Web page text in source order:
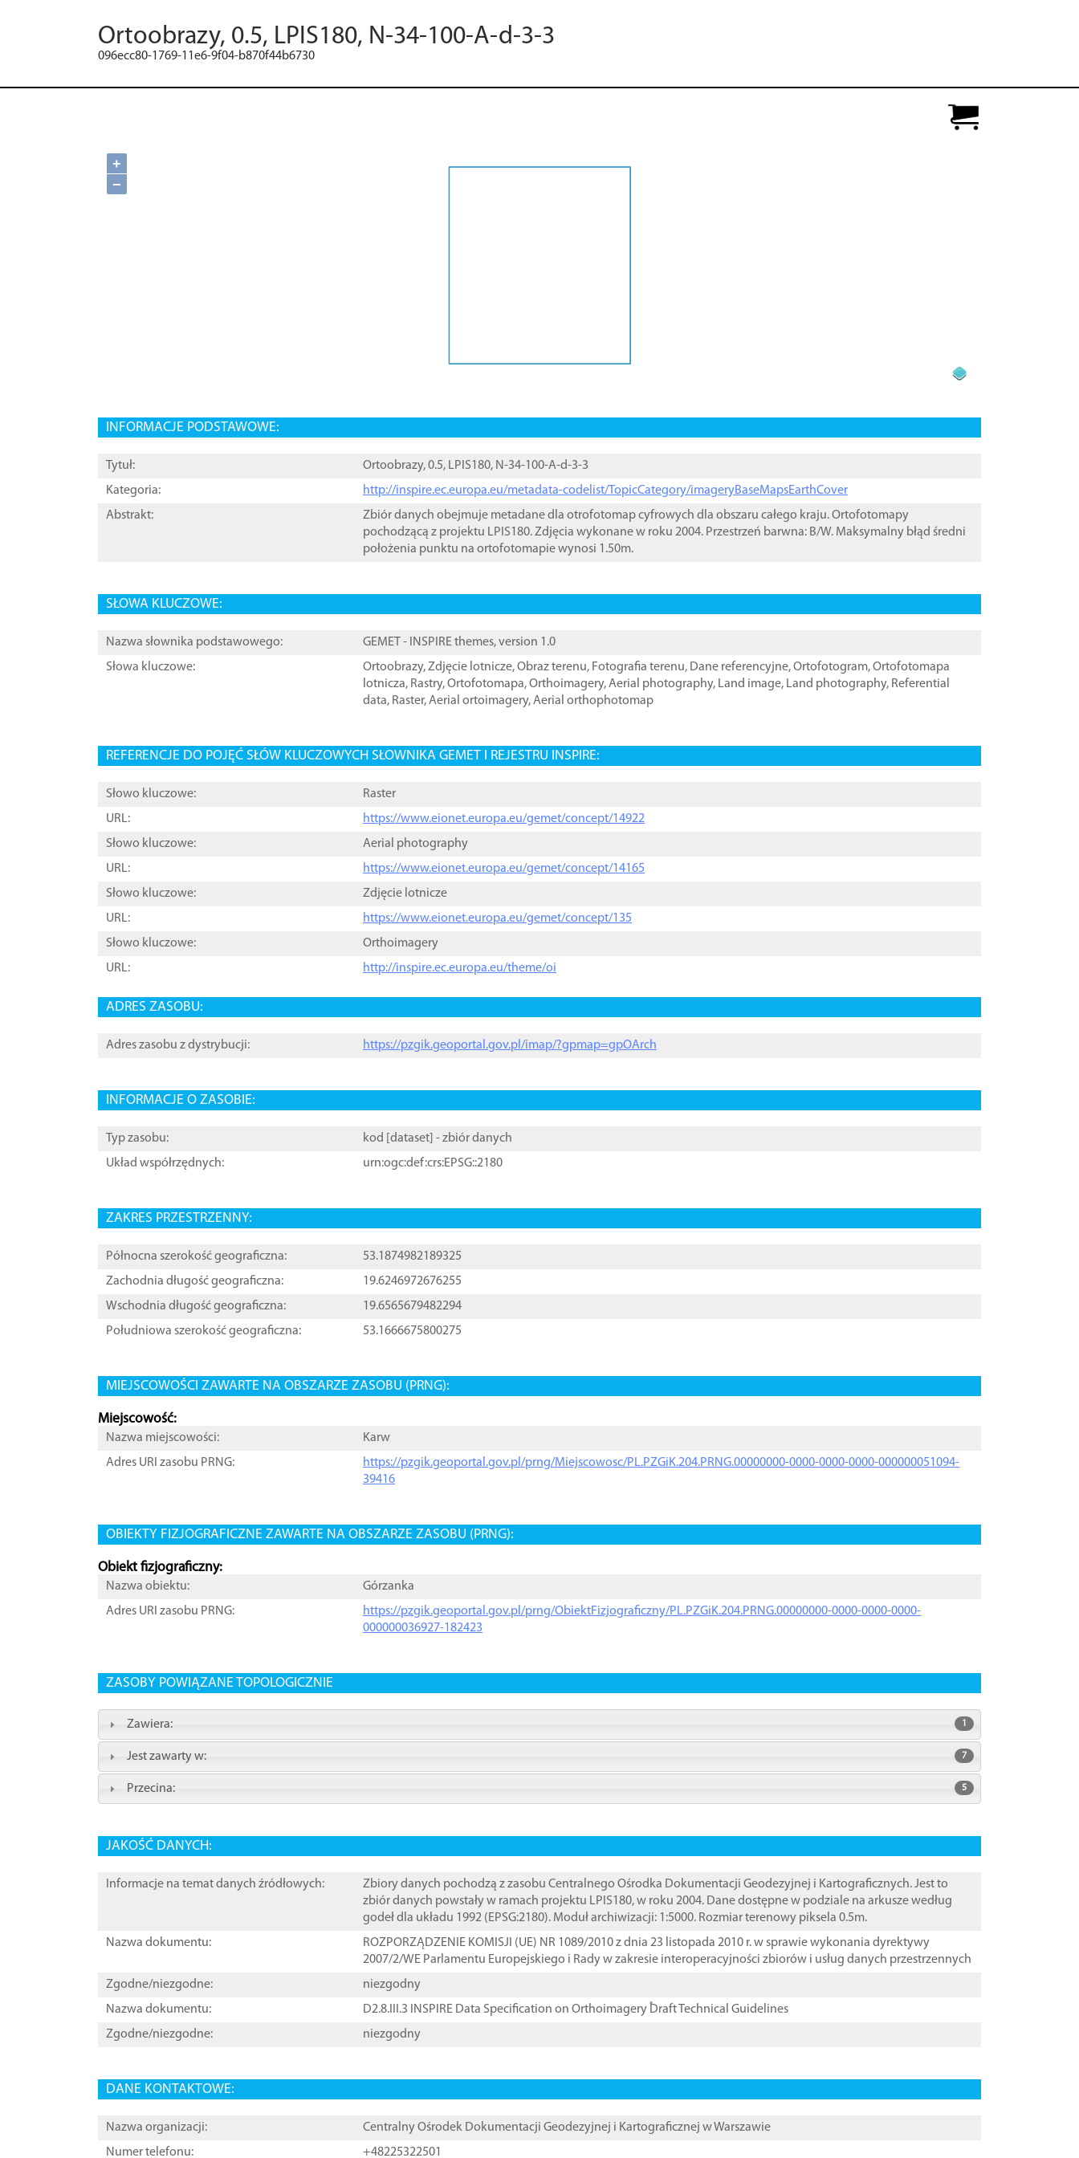
Ortoobrazy, 0.5, LPIS180, N-34-100-A-d-3-3
096ecc80-1769-11e6-9f04-b870f44b6730
+
−
INFORMACJE PODSTAWOWE:
Tytuł:
Ortoobrazy, 0.5, LPIS180, N-34-100-A-d-3-3
Kategoria:
http://inspire.ec.europa.eu/metadata-codelist/TopicCategory/imageryBaseMapsEarthCover
Abstrakt:
Zbiór danych obejmuje metadane dla otrofotomap cyfrowych dla obszaru całego kraju. Ortofotomapy
pochodzącą z projektu LPIS180. Zdjęcia wykonane w roku 2004. Przestrzeń barwna: B/W. Maksymalny błąd średni
położenia punktu na ortofotomapie wynosi 1.50m.
SŁOWA KLUCZOWE:
Nazwa słownika podstawowego:
GEMET - INSPIRE themes, version 1.0
Słowa kluczowe:
Ortoobrazy,Zdjęcie lotnicze,Obraz terenu, Fotografia terenu, Dane referencyjne,Ortofotogram,Ortofotomapa
lotnicza, Rastry,Ortofotomapa,Orthoimagery,Aerial photography, Land image, Land photography, Referential
data, Raster,Aerial ortoimagery,Aerial orthophotomap
REFERENCJE DO POJĘĆ SŁÓW KLUCZOWYCH SŁOWNIKA GEMET I REJESTRU INSPIRE:
Słowo kluczowe:
Raster
URL:
https://www.eionet.europa.eu/gemet/concept/14922
Słowo kluczowe:
Aerial photography
URL:
https://www.eionet.europa.eu/gemet/concept/14165
Słowo kluczowe:
Zdjęcie lotnicze
URL:
https://www.eionet.europa.eu/gemet/concept/135
Słowo kluczowe:
Orthoimagery
URL:
http://inspire.ec.europa.eu/theme/oi
ADRES ZASOBU:
Adres zasobu z dystrybucji: https://pzgik.geoportal.gov.pl/imap/?gpmap=gpOArch
INFORMACJE O ZASOBIE:
Typ zasobu: kod [ dataset ] - zbiór danych
Układ współrzędnych:
urn:ogc:def:crs:EPSG::2180
ZAKRES PRZESTRZENNY:
Północna szerokość geograficzna:
53.1874982189325
Zachodnia długość geograficzna:
19.6246972676255
Wschodnia długość geograficzna:
19.6565679482294
Południowa szerokość geograficzna:
53.1666675800275
MIEJSCOWOŚCI ZAWARTE NA OBSZARZE ZASOBU (PRNG):
Miejscowość:
Nazwa miejscowości:
Karw
Adres URI zasobu PRNG:
https://pzgik.geoportal.gov.pl/prng/Miejscowosc/PL.PZGiK.204.PRNG.00000000-0000-0000-0000-000000051094-
39416
OBIEKTY FIZJOGRAFICZNE ZAWARTE NA OBSZARZE ZASOBU (PRNG):
Obiekt fizjograficzny:
Nazwa obiektu:
Górzanka
Adres URI zasobu PRNG:
https://pzgik.geoportal.gov.pl/prng/ObiektFizjograficzny/PL.PZGiK.204.PRNG.00000000-0000-0000-0000-
000000036927-182423
ZASOBY POWIĄZANE TOPOLOGICZNIE
Zawiera: 1
Jest zawarty w: 7
Przecina: 5
JAKOŚĆ DANYCH:
Informacje na temat danych źródłowych:
Zbiory danych pochodzą z zasobu Centralnego Ośrodka Dokumentacji Geodezyjnej i Kartograficznych. Jest to
zbiór danych powstały w ramach projektu LPIS180, w roku 2004. Dane dostępne w podziale na arkusze według
godeł dla układu 1992 (EPSG:2180). Moduł archiwizacji: 1:5000. Rozmiar terenowy piksela 0.5m.
Nazwa dokumentu:
ROZPORZĄDZENIE KOMISJI (UE) NR 1089/2010 z dnia 23 listopada 2010 r. w sprawie wykonania dyrektywy
2007/2/WE Parlamentu Europejskiego i Rady w zakresie interoperacyjności zbiorów i usług danych przestrzennych
Zgodne/niezgodne:
niezgodny
Nazwa dokumentu:
D2.8.III.3 INSPIRE Data Specification on Orthoimagery ֠Draft Technical Guidelines
Zgodne/niezgodne:
niezgodny
DANE KONTAKTOWE:
Nazwa organizacji:
Centralny Ośrodek Dokumentacji Geodezyjnej i Kartograficznej w Warszawie
Numer telefonu:
+48225322501